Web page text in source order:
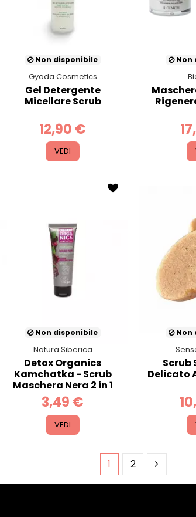
Non disponibile
Gyada Cosmetics
Gel Detergente
Micellare Scrub
12,90 €
VEDI
Non
Non disponibile
Natura Siberica
Detox Organics
Kamchatka - Scrub
Maschera Nera 2 in 1
3,49 €
VEDI
Non
Scrub
Delicato
1 2